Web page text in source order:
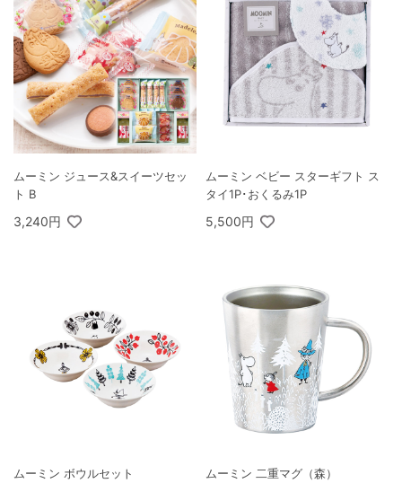
ムーミン ジュース&スイーツセッ
ト B
3,240円
ムーミン ベビー スターギフト ス
タイ1P･おくるみ1P
5,500円
ムーミン ボウルセット ムーミン 二重マグ（森）